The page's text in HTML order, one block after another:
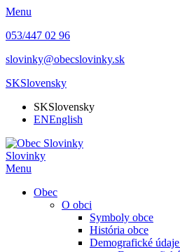
Menu
053/447 02 96
slovinky@obecslovinky.sk
SKSlovensky
SKSlovensky
ENEnglish
Slovinky
Menu
Obec
O obci
Symboly obce
História obce
Demografické